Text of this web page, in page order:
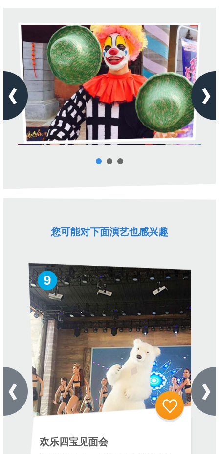
您可能对下面演艺也感兴趣
9
欢乐四宝见面会